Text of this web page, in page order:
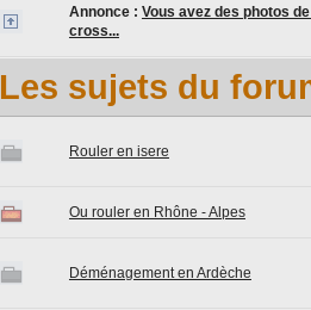
Annonce : Vous avez des photos
cross...
Les sujets du
Rouler en isere
Ou rouler en Rhône - Alpes
Déménagement en Ardèche